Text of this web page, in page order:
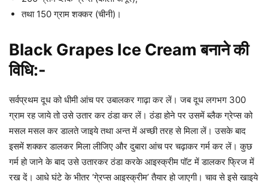
तथा 150 ग्राम शक्कर (चीनी)।
Black Grapes Ice Cream बनाने की
विधि:-
सर्वप्रथम दूध को धीमी आंच पर उबालकर गाढ़ा कर लें। जब दूध लगभग 300
ग्राम रह जाये तो उसे उतार कर ठंडा कर लें। ठंडा होने पर उसमें ब्लैक ग्रेप्स को
मसल मसल कर डालते जाइये तथा अन्त में अच्छी तरह से मिला लें। उसके बाद
इसमें शक्कर डालकर मिला लीजिए और दुबारा आंच पर चढ़ाकर गर्म कर लें। कुछ
गर्म हो जाने के बाद उसे उतारकर ठंडा करके आइस्क्रीम पॉट में डालकर फ्रिज में
रख दें। आधे घंटे के भीतर ‘गे्रप्स आइस्क्रीम’ तैयार हो जाएगी। चाव से इसे खाइये